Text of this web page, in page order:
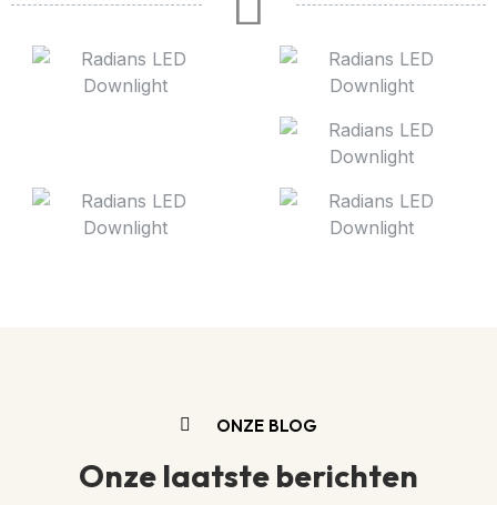
ONZE BLOG
Onze laatste berichten